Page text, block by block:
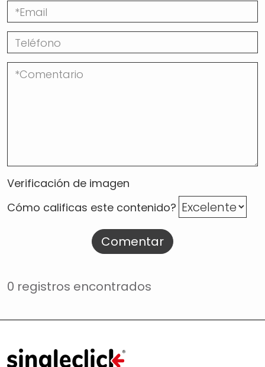
Verificación de imagen
Cómo calificas este contenido?
Comentar
0 registros encontrados